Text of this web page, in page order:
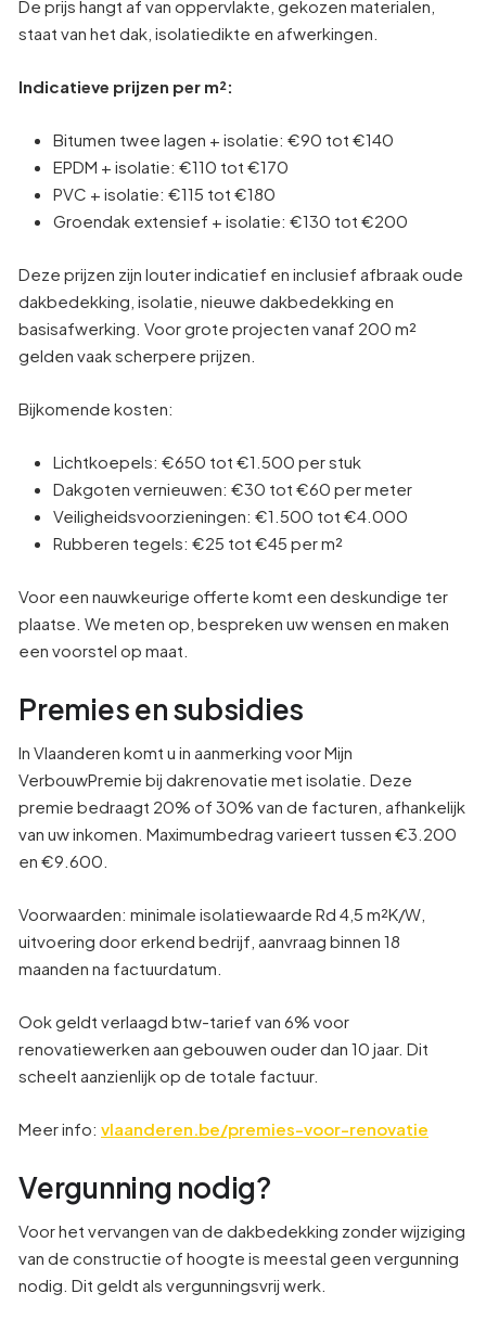
De prijs hangt af van oppervlakte, gekozen materialen,
staat van het dak, isolatiedikte en afwerkingen.
Indicatieve prijzen per m²:
Bitumen twee lagen + isolatie: €90 tot €140
EPDM + isolatie: €110 tot €170
PVC + isolatie: €115 tot €180
Groendak extensief + isolatie: €130 tot €200
Deze prijzen zijn louter indicatief en inclusief afbraak oude
dakbedekking, isolatie, nieuwe dakbedekking en
basisafwerking. Voor grote projecten vanaf 200 m²
gelden vaak scherpere prijzen.
Bijkomende kosten:
Lichtkoepels: €650 tot €1.500 per stuk
Dakgoten vernieuwen: €30 tot €60 per meter
Veiligheidsvoorzieningen: €1.500 tot €4.000
Rubberen tegels: €25 tot €45 per m²
Voor een nauwkeurige offerte komt een deskundige ter
plaatse. We meten op, bespreken uw wensen en maken
een voorstel op maat.
Premies en subsidies
In Vlaanderen komt u in aanmerking voor Mijn
VerbouwPremie bij dakrenovatie met isolatie. Deze
premie bedraagt 20% of 30% van de facturen, afhankelijk
van uw inkomen. Maximumbedrag varieert tussen €3.200
en €9.600.
Voorwaarden: minimale isolatiewaarde Rd 4,5 m²K/W,
uitvoering door erkend bedrijf, aanvraag binnen 18
maanden na factuurdatum.
Ook geldt verlaagd btw-tarief van 6% voor
renovatiewerken aan gebouwen ouder dan 10 jaar. Dit
scheelt aanzienlijk op de totale factuur.
Meer info: vlaanderen.be/premies-voor-renovatie
Vergunning nodig?
Voor het vervangen van de dakbedekking zonder wijziging
van de constructie of hoogte is meestal geen vergunning
nodig. Dit geldt als vergunningsvrij werk.